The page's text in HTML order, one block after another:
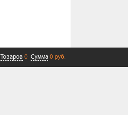
Товаров 0 Сумма 0 руб.